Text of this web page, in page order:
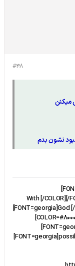
#48
میکنن
[CENTER][B][SIZE=5][COLOR=#006600][FONT=georgia]
[COLOR=#800000]!With
[FONT=georgia]God